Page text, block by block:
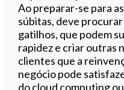
Ao preparar-se para
súbitas, deve
gatilhos, que podem
rapidez e criar outras
clientes que a
negócio pode
do cloud computing